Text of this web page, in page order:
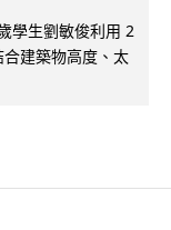
學生劉敏俊利用 2
建築物高度、太